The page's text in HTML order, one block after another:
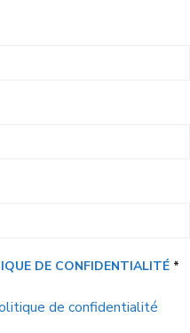
DE CONFIDENTIALITÉ *
de confidentialité